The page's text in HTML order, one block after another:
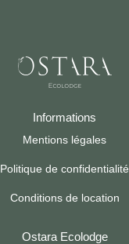
Informations
Mentions légales
Politique de confidentialité
Conditions de location
Ostara Ecolodge